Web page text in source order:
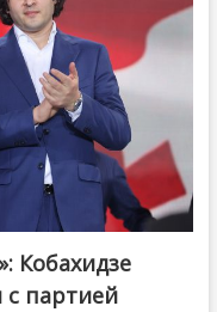
Кобахидзе
партией